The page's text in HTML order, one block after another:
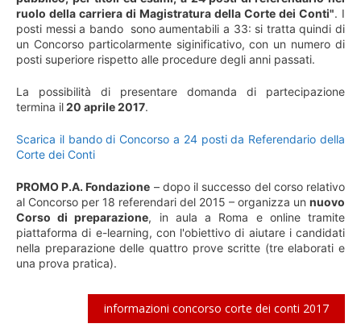
ruolo della carriera di Magistratura della Corte dei Conti". I
posti messi a bando sono aumentabili a 33: si tratta quindi di
un Concorso particolarmente siginificativo, con un numero di
posti superiore rispetto alle procedure degli anni passati.
La possibilità di presentare domanda di partecipazione
termina il20 aprile 2017.
Scarica il bando di Concorso a 24 posti da Referendario della
Corte dei Conti
PROMO P.A. Fondazione – dopo il successo del corso relativo
al Concorso per 18 referendari del 2015 – organizza un nuovo
Corso di preparazione, in aula a Roma e online tramite
piattaforma di e-learning, con l'obiettivo di aiutare i candidati
nella preparazione delle quattro prove scritte (tre elaborati e
una prova pratica).
informazioni concorso corte dei conti 2017